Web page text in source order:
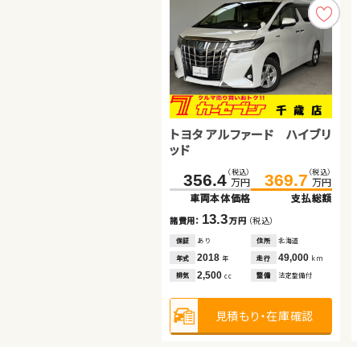
トヨタ アルファード ハイブリ
ッド
356.4（税込）
万円
車両本体価格
369.7 （税込）
万円
支払総額
諸費用： 13.3万円 （税込）
保証 あり 住所
北海道
年式
2018年 走行 49,000 km
排気
2,500cc 整備 法定整備付
見積もり・在庫確認
トヨタ アクア
56.7（税込）
万円
車両本体価格
71.3 （税込）
万円
支払総額
諸費用： 14.6万円 （税込）
保証 あり 住所
岩手県
年式
2012年 走行 72,500 km
排気
1,500cc 整備 法定整備付
見積もり・在庫確認
スズキ スイフト
143.9（税込）
万円
車両本体価格
154.8 （税込）
万円
支払総額
諸費用： 10.9万円 （税込）
保証 あり 住所
秋田県
年式
2018年 走行 39,000 km
排気
1,200cc 整備 法定整備付
見積もり・在庫確認